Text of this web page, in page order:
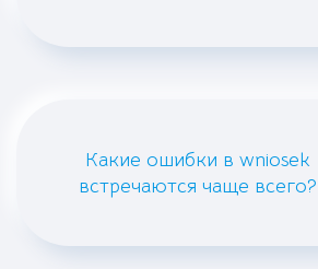
Какие ошибки в wniosek
встречаются чаще всего?